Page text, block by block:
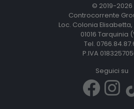
© 2019-2026
Controcorrente
Loc. Colonia Elisabetta,
01016 Tarquinia
Tel.
P.IVA
Seguici su